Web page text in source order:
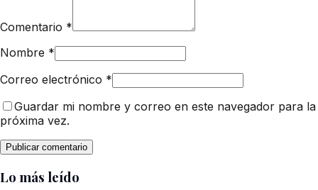
Comentario *
Nombre *
Correo electrónico *
Guardar mi nombre y correo en este navegador para la
próxima vez.
Lo más leído